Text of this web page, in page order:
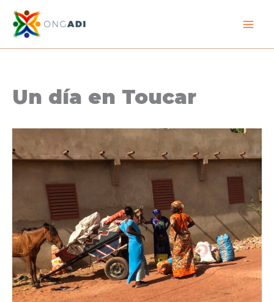
contenido
Un día en Toucar